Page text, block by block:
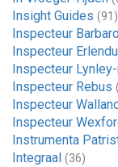
Insight Guides (91)
Inspecteur
Inspecteur
Inspecteur
Inspecteur Rebus
Inspecteur
Inspecteur
Instrumenta
Integraal (36)